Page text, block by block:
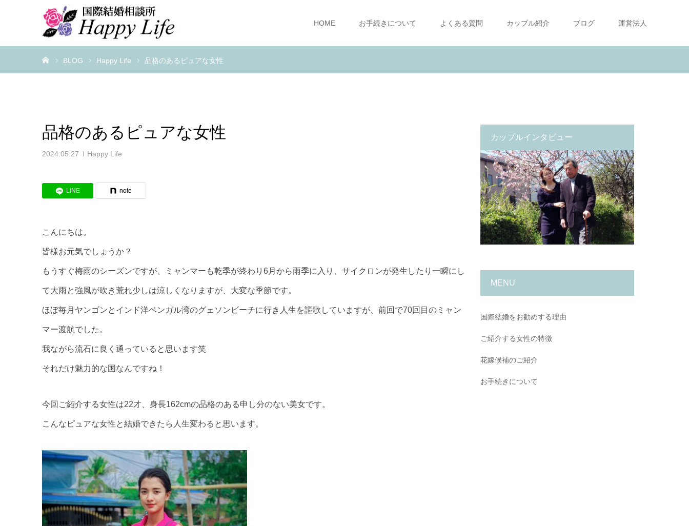
HOME お手続きについて よくある質問 カップル紹介 ブログ 運営法人
BLOG Happy Life 品格のあるピュアな女性
品格のあるピュアな女性
2024.05.27 Happy Life
LINE note
こんにちは。
皆様お元気でしょうか？
もうすぐ梅雨のシーズンですが、ミャンマーも乾季が終わり6月から雨季に入り、サイクロンが発生したり一瞬にし
て大雨と強風が吹き荒れ少しは涼しくなりますが、大変な季節です。
ほぼ毎月ヤンゴンとインド洋ベンガル湾のグェソンビーチに行き人生を謳歌していますが、前回で70回目のミャン
マー渡航でした。
我ながら流石に良く通っていると思います笑
それだけ魅力的な国なんですね！
今回ご紹介する女性は22才、身長162cmの品格のある申し分のない美女です。
こんなピュアな女性と結婚できたら人生変わると思います。
カップルインタビュー
MENU
国際結婚をお勧めする理由
ご紹介する女性の特徴
花嫁候補のご紹介
お手続きについて